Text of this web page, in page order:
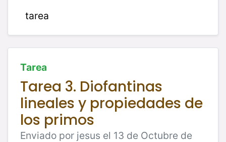
tarea
Tarea
Tarea 3. Diofantinas
lineales y propiedades de
los primos
Enviado por jesus el 13 de Octubre de